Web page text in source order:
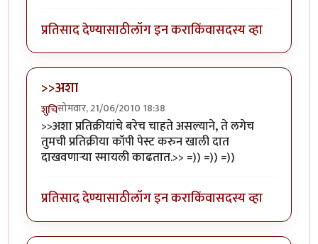
प्रतिसाद देण्यासाठीलॉग इन कराकिंवासदस्य व्हा
>>अशा
शुचिसोमवार, 21/06/2010 18:38
>>अशा प्रतिक्रीयांचे बरेच चाहते असल्याने, ते लगेच
तुमची प्रतिक्रीया कॉपी पेस्ट करुन खाली दात
दाखवणार्‍या स्मायली काढतात.>> =)) =)) =))
प्रतिसाद देण्यासाठीलॉग इन कराकिंवासदस्य व्हा